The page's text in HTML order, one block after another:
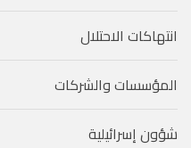
انتهاكات الاحتلال
المؤسسات والشركات
شؤون إسرائيلية